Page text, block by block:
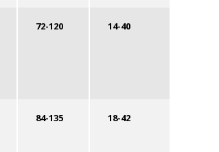
72-120 14-40
84-135 18-42